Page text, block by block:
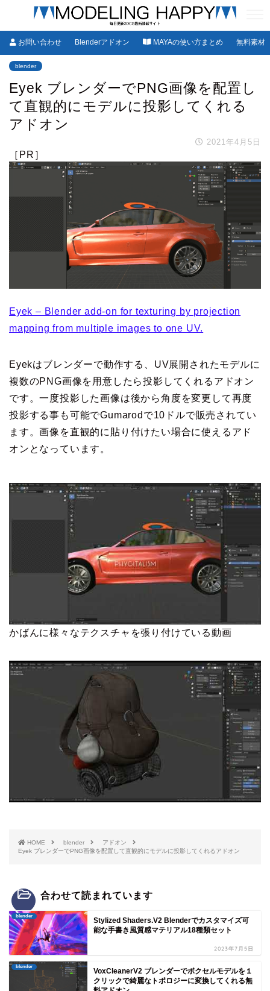
お問い合わせ Blenderアドオン MAYAの使い方まとめ 無料素材
blender
Eyek ブレンダーでPNG画像を配置し
て直観的にモデルに投影してくれる
アドオン
2021年4月5日
［PR］
Eyek – Blender add-on for texturing by projection
mapping from multiple images to one UV.
Eyekはブレンダーで動作する、UV展開されたモデルに
複数のPNG画像を用意したら投影してくれるアドオン
です。一度投影した画像は後から角度を変更して再度
投影する事も可能でGumarodで10ドルで販売されてい
ます。画像を直観的に貼り付けたい場合に使えるアド
オンとなっています。
かばんに様々なテクスチャを張り付けている動画
HOME blender
アドオン
Eyek ブレンダーでPNG画像を配置して直観的にモデルに投影してくれるアドオン
合わせて読まれています
blender
Stylized Shaders.V2 Blenderでカスタマイズ可
能な手書き風質感マテリアル18種類セット
2023年7月5日
blender
VoxCleanerV2 ブレンダーでボクセルモデルを１
クリックで綺麗なトポロジーに変換してくれる無